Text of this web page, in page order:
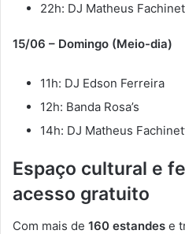
22h: DJ Matheus
15/06 – Domingo (Meio-dia)
11h: DJ Edson Ferreira
12h: Banda Rosa’s
14h: DJ Matheus
Espaço cultural e
acesso gratuito
Com mais de 160 estandes e